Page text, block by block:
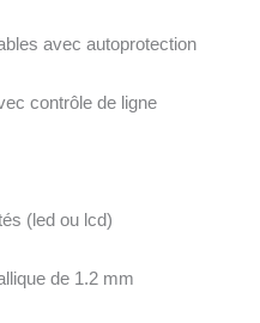
avec autoprotection
contrôle de ligne
(led ou lcd)
de 1.2 mm